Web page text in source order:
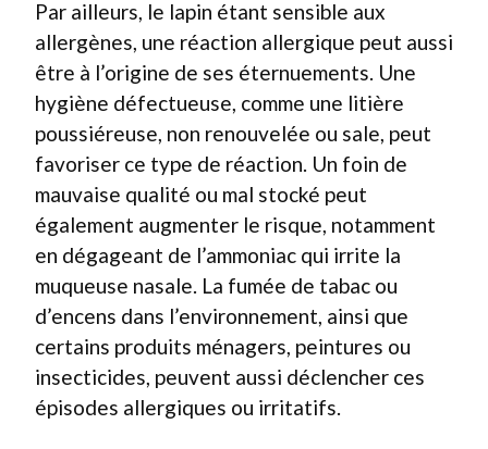
Par ailleurs, le lapin étant sensible aux
allergènes, une réaction allergique peut aussi
être à l’origine de ses éternuements. Une
hygiène défectueuse, comme une litière
poussiéreuse, non renouvelée ou sale, peut
favoriser ce type de réaction. Un foin de
mauvaise qualité ou mal stocké peut
également augmenter le risque, notamment
en dégageant de l’ammoniac qui irrite la
muqueuse nasale. La fumée de tabac ou
d’encens dans l’environnement, ainsi que
certains produits ménagers, peintures ou
insecticides, peuvent aussi déclencher ces
épisodes allergiques ou irritatifs.